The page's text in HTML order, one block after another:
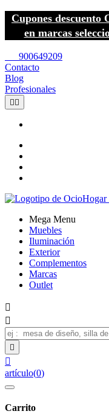
Cupones
en marcas
900649209
Contacto
Blog
Profesionales
 
Mega Menu
Muebles
Iluminación
Exterior
Complementos
Marcas
Outlet




artículo(0)
Carrito